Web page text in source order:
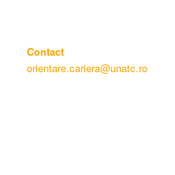
Contact
orientare.cariera@unatc.ro